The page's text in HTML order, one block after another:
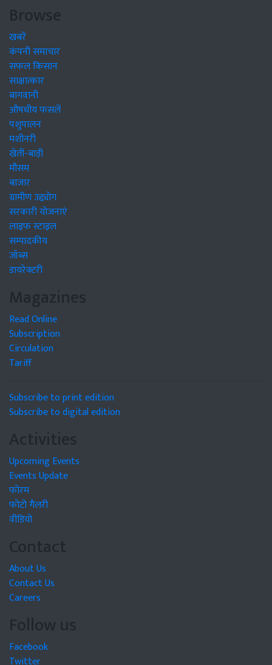
Browse
खबरें
कंपनी समाचार
सफल किसान
साक्षात्कार
बागवानी
औषधीय फसलें
पशुपालन
मशीनरी
खेती-बाड़ी
मौसम
बाजार
ग्रामीण उद्द्योग
सरकारी योजनाएं
लाइफ स्टाइल
सम्पादकीय
जॉब्स
डायरेक्टरी
Magazines
Read Online
Subscription
Circulation
Tariff
Subscribe to print edition
Subscribe to digital edition
Activities
Upcoming Events
Events Update
फोरम
फोटो गैलरी
वीडियो
Contact
About Us
Contact Us
Careers
Follow us
Facebook
Twitter